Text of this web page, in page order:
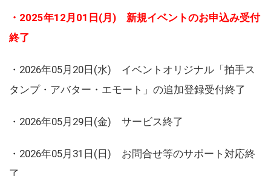
・2025年12月01日(月) 新規イベントのお申込み受付
終了
・2026年05月20日(水) イベントオリジナル「拍手ス
タンプ・アバター・エモート」の追加登録受付終了
・2026年05月29日(金) サービス終了
・2026年05月31日(日) お問合せ等のサポート対応終
了